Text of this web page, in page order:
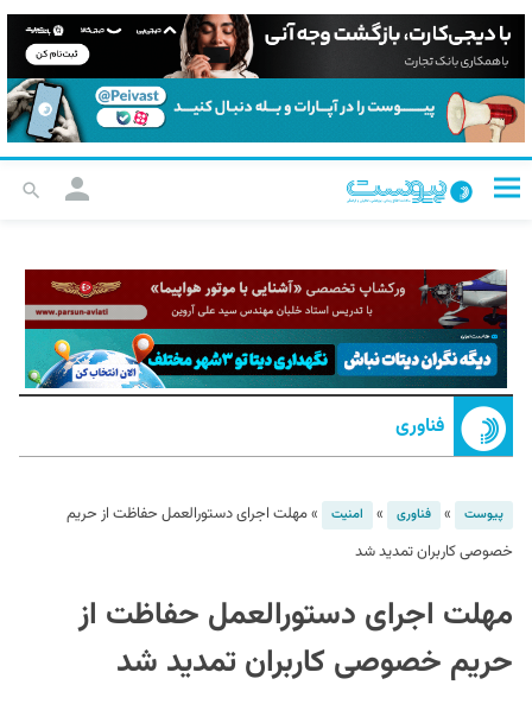
فناوری
پیوست » فناوری » امنیت »مهلت اجرای دستورالعمل حفاظت از حریم
خصوصی کاربران تمدید شد
مهلت اجرای دستورالعمل حفاظت از
حریم خصوصی کاربران تمدید شد